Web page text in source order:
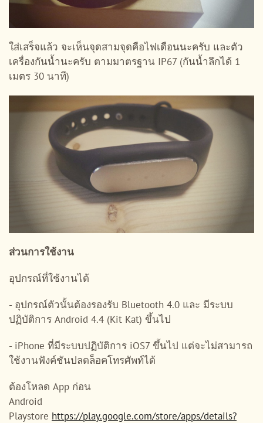
ใส่เสร็จแล้ว จะเห็นจุดสามจุดคือไฟเดือนนะครับ และตัว
เครื่องกันน้ำนะครับ ตามมาตรฐาน IP67 (กันน้ำลึกได้ 1
เมตร 30 นาที)
ส่วนการใช้งาน
อุปกรณ์ที่ใช้งานได้
- อุปกรณ์ตัวนั้นต้องรองรับ Bluetooth 4.0 และ มีระบบ
ปฏิบัติการ Android 4.4 (Kit Kat) ขึ้นไป
- iPhone ที่มีระบบปฏิบัติการ iOS7 ขึ้นไป แต่จะไม่สามารถ
ใช้งานฟังค์ชันปลดล็อคโทรศัพท์ได้
ต้องโหลด App ก่อน
Android
Playstore https://play.google.com/store/apps/details?